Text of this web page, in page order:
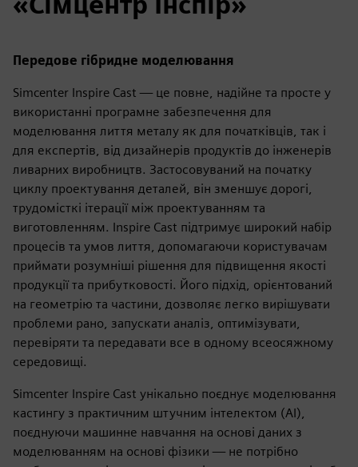
Передове гібридне моделювання
Simcenter Inspire Cast — це повне, надійне та просте у
використанні програмне забезпечення для
моделювання лиття металу як для початківців, так і
для експертів, від дизайнерів продуктів до інженерів
ливарних виробництв. Застосовуваний на початку
циклу проектування деталей, він зменшує дорогі,
трудомісткі ітерації між проектуванням та
виготовленням. Inspire Cast підтримує широкий набір
процесів та умов лиття, допомагаючи користувачам
приймати розумніші рішення для підвищення якості
продукції та прибутковості. Його підхід, орієнтований
на геометрію та частини, дозволяє легко вирішувати
проблеми рано, запускати аналіз, оптимізувати,
перевіряти та передавати все в одному всеосяжному
середовищі.
Simcenter Inspire Cast унікально поєднує моделювання
кастингу з практичним штучним інтелектом (AI),
поєднуючи машинне навчання на основі даних з
моделюванням на основі фізики — не потрібно